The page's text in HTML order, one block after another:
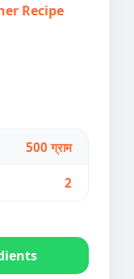
Recipe
500 ग्राम
2